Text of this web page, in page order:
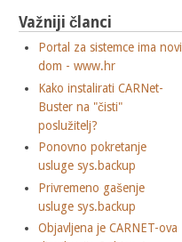
Važniji članci
Portal za sistemce ima novi
dom - www.hr
Kako instalirati CARNet-
Buster na "čisti"
poslužitelj?
Ponovno pokretanje
usluge sys.backup
Privremeno gašenje
usluge sys.backup
Objavljena je CARNET-ova